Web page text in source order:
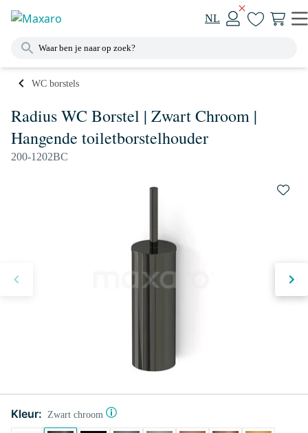
NL
WC borstels
Radius WC Borstel | Zwart Chroom |
Hangende toiletborstelhouder
200-1202BC
Kleur: Zwart chroom